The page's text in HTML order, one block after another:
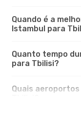
Quando é a
Istambul para
Quanto tempo
para Tbilisi?
Quais